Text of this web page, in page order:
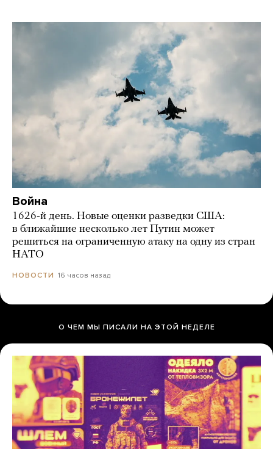
Война
1626-й день. Новые оценки разведки США:
в ближайшие несколько лет Путин может
решиться на ограниченную атаку на одну из стран
НАТО
НОВОСТИ 16 часов назад
О ЧЕМ МЫ ПИСАЛИ НА ЭТОЙ НЕДЕЛЕ